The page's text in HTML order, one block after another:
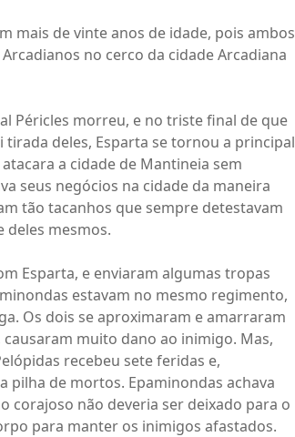
mais de vinte anos de idade, pois ambos
no cerco da cidade Arcadiana
Péricles morreu, e no triste final de que
deles, Esparta se tornou a principal
a cidade de Mantineia sem
seus negócios na cidade da maneira
tão tacanhos que sempre detestavam
deles mesmos.
Esparta, e enviaram algumas tropas
estavam no mesmo regimento,
Os dois se aproximaram e amarraram
muito dano ao inimigo. Mas,
recebeu sete feridas e,
pilha de mortos. Epaminondas achava
corajoso não deveria ser deixado para o
para manter os inimigos afastados.